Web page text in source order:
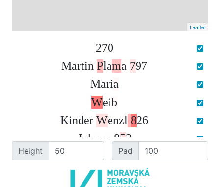
Leaflet
270
Martin Plama 797
Maria
Weib
Kinder Wenzl 826
Johann 853
Hal en.
Z
erg
Height Pad